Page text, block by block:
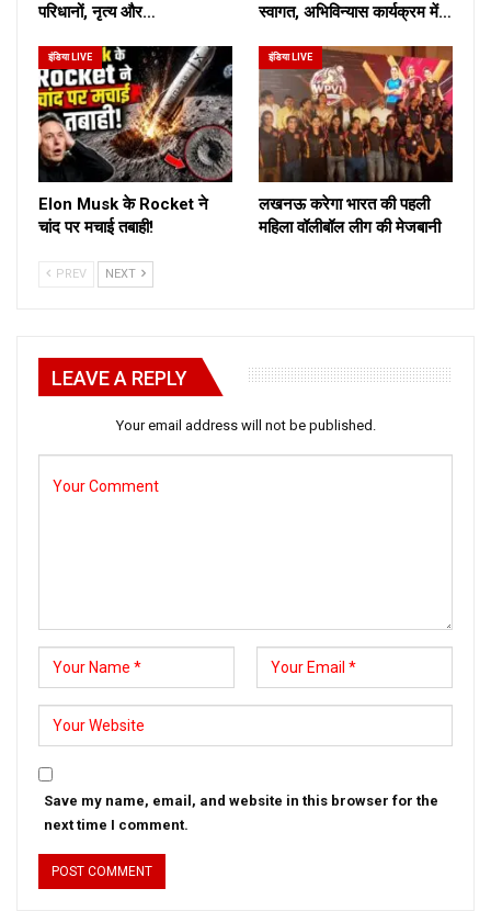
परिधानों, नृत्य और… स्वागत, अभिविन्यास कार्यक्रम में…
इंडिया LIVE
Elon Musk के Rocket ने
चांद पर मचाई तबाही!
इंडिया LIVE
लखनऊ करेगा भारत की पहली
महिला वॉलीबॉल लीग की मेजबानी
PREV NEXT
LEAVE A REPLY
Your email address will not be published.
Save my name, email, and website in this browser for the
next time I comment.